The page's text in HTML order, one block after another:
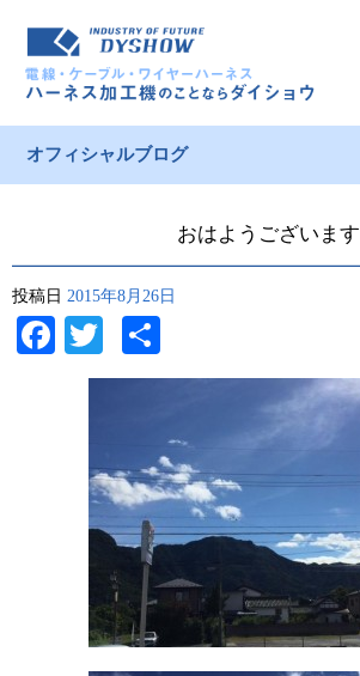
オフィシャルブログ
おはようございます
投稿日 2015年8月26日
Facebook
Twitter
有